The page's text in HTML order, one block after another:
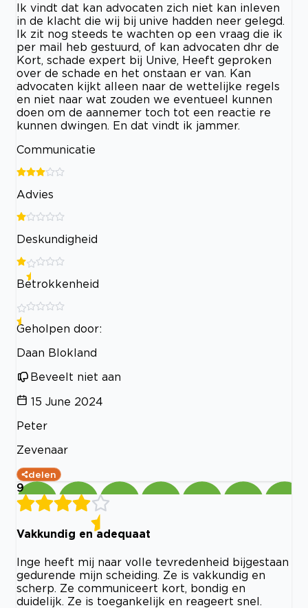
Ik vindt dat kan advocaten zich niet kan inleven
in de klacht die wij bij unive hadden neer gelegd.
Ik zit nog steeds te wachten op een vraag die ik
per mail heb gestuurd, of kan advocaten dhr de
Kort, schade expert bij Unive, Heeft geproken
over de schade en het onstaan er van. Kan
advocaten kijkt alleen naar de wettelijke regels
en niet naar wat zouden we eventueel kunnen
doen om de aannemer toch tot een reactie re
kunnen dwingen. En dat vindt ik jammer.
Communicatie
Advies
Deskundigheid
Betrokkenheid
Geholpen door:
Daan Blokland
Beveelt niet aan
15 June 2024
Peter
Zevenaar
delen
9
Vakkundig en adequaat
Inge heeft mij naar volle tevredenheid bijgestaan
gedurende mijn scheiding. Ze is vakkundig en
scherp. Ze communiceert kort, bondig en
duidelijk. Ze is toegankelijk en reageert snel.